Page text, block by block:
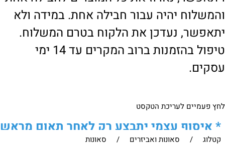
והמשלוח יהיה עבור חבילה אחת. במידה ולא
יתאפשר, נעדכן את הלקוח בטרם המשלוח.
טיפול בהזמנות ברוב המקרים עד 14 ימי
עסקים.
לחץ פעמיים לעריכת הטקסט
* איסוף עצמי יתבצע רק לאחר תאום מראש
של הלקוח מול נציגנו
קטלוג / סאונות ואביזרים / סאונות